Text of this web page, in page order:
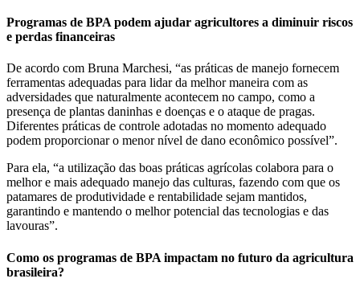
Programas de BPA podem ajudar agricultores a diminuir riscos
e perdas financeiras
De acordo com Bruna Marchesi, “as práticas de manejo fornecem
ferramentas adequadas para lidar da melhor maneira com as
adversidades que naturalmente acontecem no campo, como a
presença de plantas daninhas e doenças e o ataque de pragas.
Diferentes práticas de controle adotadas no momento adequado
podem proporcionar o menor nível de dano econômico possível”.
Para ela, “a utilização das boas práticas agrícolas colabora para o
melhor e mais adequado manejo das culturas, fazendo com que os
patamares de produtividade e rentabilidade sejam mantidos,
garantindo e mantendo o melhor potencial das tecnologias e das
lavouras”.
Como os programas de BPA impactam no futuro da agricultura
brasileira?